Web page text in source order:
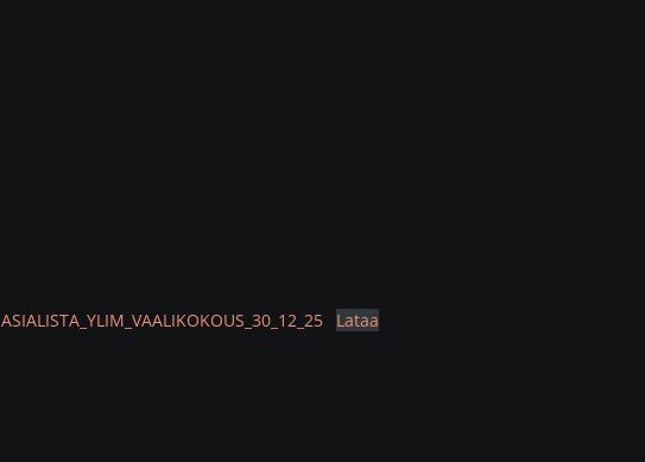
ASIALISTA_YLIM_VAALIKOKOUS_30_12_25 Lataa